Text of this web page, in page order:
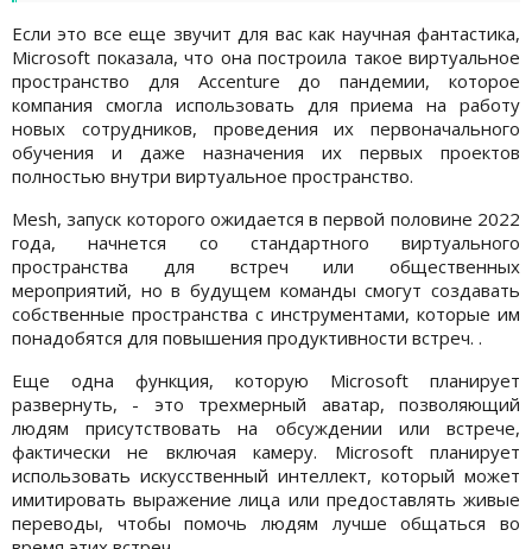
Если это все еще звучит для вас как научная фантастика,
Microsoft показала, что она построила такое виртуальное
пространство для Accenture до пандемии, которое
компания смогла использовать для приема на работу
новых сотрудников, проведения их первоначального
обучения и даже назначения их первых проектов
полностью внутри виртуальное пространство.
Mesh, запуск которого ожидается в первой половине 2022
года, начнется со стандартного виртуального
пространства для встреч или общественных
мероприятий, но в будущем команды смогут создавать
собственные пространства с инструментами, которые им
понадобятся для повышения продуктивности встреч. .
Еще одна функция, которую Microsoft планирует
развернуть, - это трехмерный аватар, позволяющий
людям присутствовать на обсуждении или встрече,
фактически не включая камеру. Microsoft планирует
использовать искусственный интеллект, который может
имитировать выражение лица или предоставлять живые
переводы, чтобы помочь людям лучше общаться во